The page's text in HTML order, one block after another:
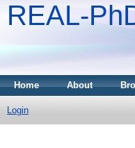
REAL-
Home About
Login